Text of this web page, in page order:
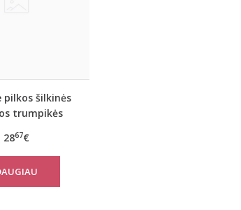
pilkos šilkinės
trumpikės
2867€